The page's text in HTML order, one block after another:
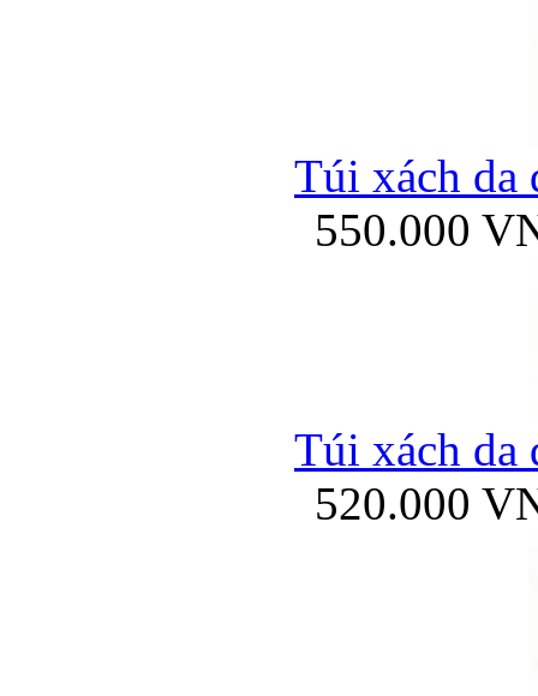
Túi xách da
550.000
Túi xách da
520.000